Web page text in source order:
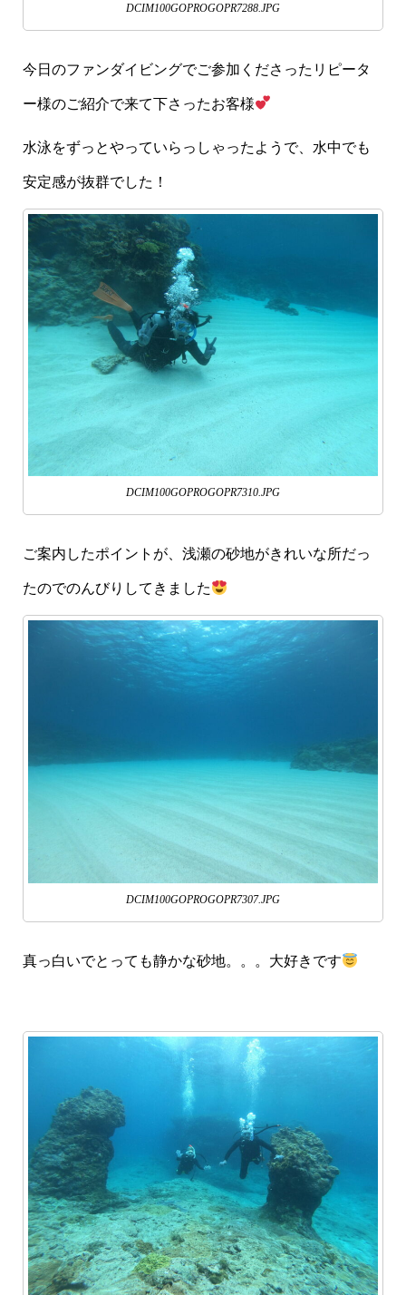
DCIM100GOPROGOPR7288.JPG
今日のファンダイビングでご参加くださったリピータ
ー様のご紹介で来て下さったお客様
水泳をずっとやっていらっしゃったようで、水中でも
安定感が抜群でした！
DCIM100GOPROGOPR7310.JPG
ご案内したポイントが、浅瀬の砂地がきれいな所だっ
たのでのんびりしてきました
DCIM100GOPROGOPR7307.JPG
真っ白いでとっても静かな砂地。。。大好きです